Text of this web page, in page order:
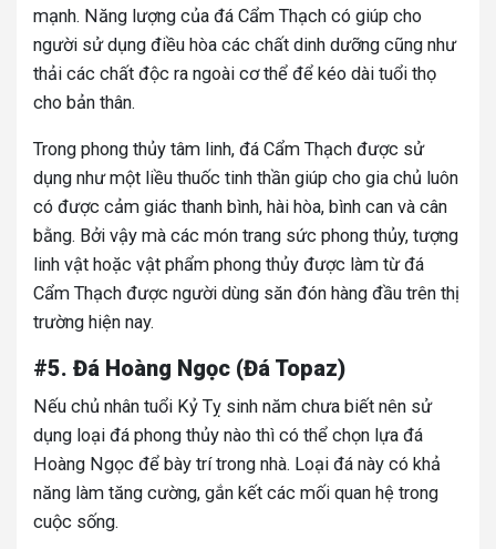
mạnh. Năng lượng của đá Cẩm Thạch có giúp cho
người sử dụng điều hòa các chất dinh dưỡng cũng như
thải các chất độc ra ngoài cơ thể để kéo dài tuổi thọ
cho bản thân.
Trong phong thủy tâm linh, đá Cẩm Thạch được sử
dụng như một liều thuốc tinh thần giúp cho gia chủ luôn
có được cảm giác thanh bình, hài hòa, bình can và cân
bằng. Bởi vậy mà các món trang sức phong thủy, tượng
linh vật hoặc vật phẩm phong thủy được làm từ đá
Cẩm Thạch được người dùng săn đón hàng đầu trên thị
trường hiện nay.
#5. Đá Hoàng Ngọc (Đá Topaz)
Nếu chủ nhân tuổi Kỷ Tỵ sinh năm chưa biết nên sử
dụng loại đá phong thủy nào thì có thể chọn lựa đá
Hoàng Ngọc để bày trí trong nhà. Loại đá này có khả
năng làm tăng cường, gắn kết các mối quan hệ trong
cuộc sống.